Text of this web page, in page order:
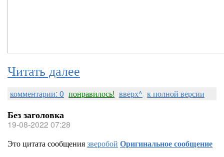
Читать далее
комментарии: 0 понравилось! вверх^ к полной версии
Без заголовка
19-08-2022 07:28
Это цитата сообщениязверобой Оригинальное сообщение